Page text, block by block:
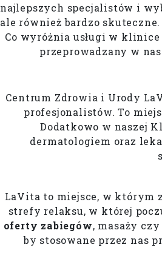
najlepszych specjalistów i
ale również bardzo
Co wyróżnia usługi w
przeprowadzany w
Centrum Zdrowia i Urody
profesjonalistów. To
Dodatkowo w naszej
dermatologiem oraz
LaVita to miejsce, w którym
strefy relaksu, w której
oferty zabiegów, masaży
by stosowane przez nas